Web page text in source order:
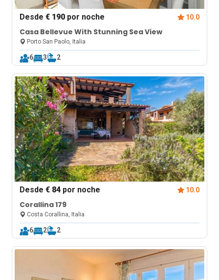
Desde€ 190 por noche 10.0
Casa Bellevue With Stunning Sea View
Porto San Paolo, Italia
6 3 2
Desde€ 84 por noche 10.0
Corallina 179
Costa Corallina, Italia
6 2 2